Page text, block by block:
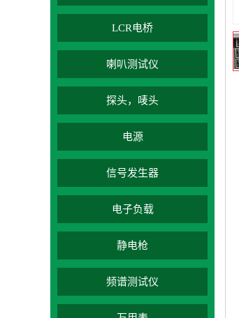
LCR电桥
喇叭测试仪
探头，唛头
电源
信号发生器
电子负载
静电枪
频谱测试仪